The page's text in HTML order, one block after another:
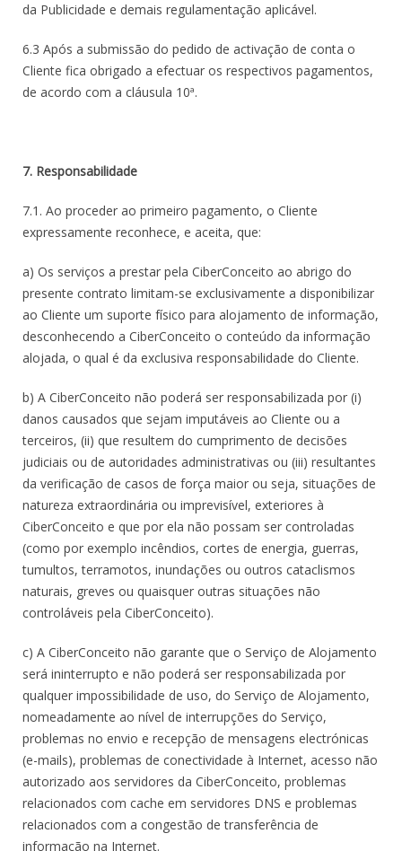
da Publicidade e demais regulamentação aplicável.
6.3 Após a submissão do pedido de activação de conta o
Cliente fica obrigado a efectuar os respectivos pagamentos,
de acordo com a cláusula 10ª.
7. Responsabilidade
7.1. Ao proceder ao primeiro pagamento, o Cliente
expressamente reconhece, e aceita, que:
a) Os serviços a prestar pela CiberConceito ao abrigo do
presente contrato limitam-se exclusivamente a disponibilizar
ao Cliente um suporte físico para alojamento de informação,
desconhecendo a CiberConceito o conteúdo da informação
alojada, o qual é da exclusiva responsabilidade do Cliente.
b) A CiberConceito não poderá ser responsabilizada por (i)
danos causados que sejam imputáveis ao Cliente ou a
terceiros, (ii) que resultem do cumprimento de decisões
judiciais ou de autoridades administrativas ou (iii) resultantes
da verificação de casos de força maior ou seja, situações de
natureza extraordinária ou imprevisível, exteriores à
CiberConceito e que por ela não possam ser controladas
(como por exemplo incêndios, cortes de energia, guerras,
tumultos, terramotos, inundações ou outros cataclismos
naturais, greves ou quaisquer outras situações não
controláveis pela CiberConceito).
c) A CiberConceito não garante que o Serviço de Alojamento
será ininterrupto e não poderá ser responsabilizada por
qualquer impossibilidade de uso, do Serviço de Alojamento,
nomeadamente ao nível de interrupções do Serviço,
problemas no envio e recepção de mensagens electrónicas
(e-mails), problemas de conectividade à Internet, acesso não
autorizado aos servidores da CiberConceito, problemas
relacionados com cache em servidores DNS e problemas
relacionados com a congestão de transferência de
informação na Internet.